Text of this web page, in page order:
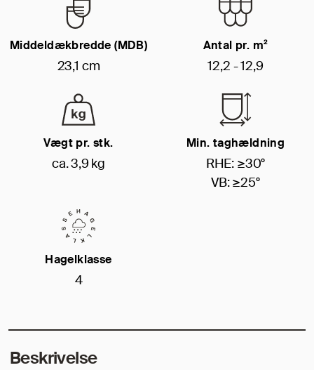
Middeldækbredde (MDB)
23,1 cm
Antal pr. m²
12,2 - 12,9
Vægt pr. stk.
ca. 3,9 kg
Min. taghældning
RHE: ≥30°
VB: ≥25°
Hagelklasse
4
Beskrivelse